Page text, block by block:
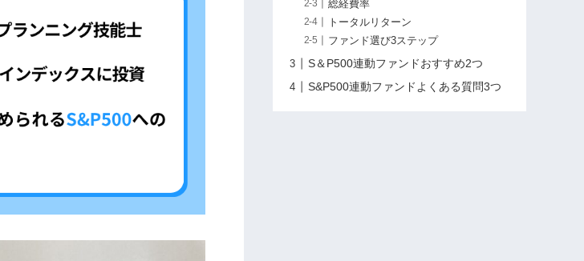
総経費率
トータルリターン
ファンド選び3ステップ
S＆P500連動ファンドおすすめ2つ
S&P500連動ファンドよくある質問3つ